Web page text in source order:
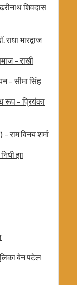
शिवदास
भारद्वाज
– राखी
– सीमा सिंह
रूप – प्रियंका
राम विनय शर्मा
झा
बेन पटेल